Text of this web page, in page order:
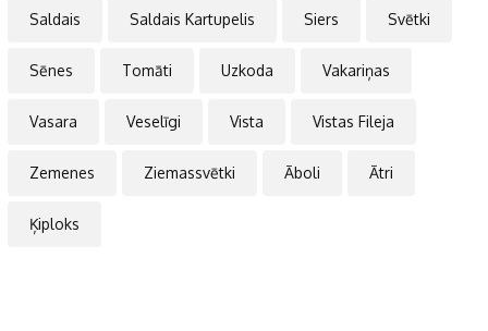
Saldais Saldais Kartupelis Siers Svētki
Sēnes Tomāti Uzkoda Vakariņas
Vasara Veselīgi Vista Vistas Fileja
Zemenes Ziemassvētki Āboli Ātri
Ķiploks